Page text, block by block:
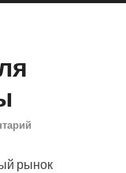
рынок